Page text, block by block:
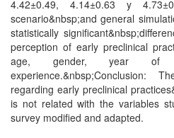
4.42±0.49, 4.14±0.63 y
scenario&nbsp;and general
statistically
perception of early preclinical
age, gender, year of
experience.&nbsp;Conclusion:
regarding early preclinical
is not related with the variables
survey modified and adapted.